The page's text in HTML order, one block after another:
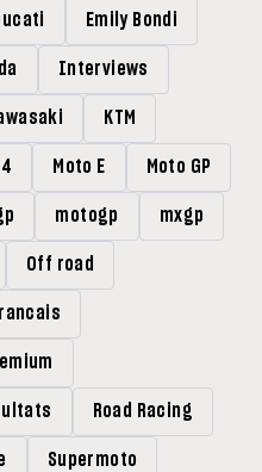
Emily Bondi
Interviews
KTM
Moto E Moto GP
motogp mxgp
Off road
Road Racing
Supermoto